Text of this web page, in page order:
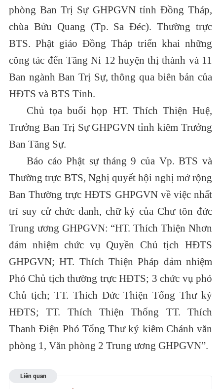
phòng Ban Trị Sự GHPGVN tỉnh Đồng Tháp,
chùa Bửu Quang (Tp. Sa Đéc). Thường trực
BTS. Phật giáo Đồng Tháp triển khai những
công tác đến Tăng Ni 12 huyện thị thành và 11
Ban ngành Ban Trị Sự, thông qua biên bản của
HĐTS và BTS Tỉnh.
Chủ tọa buổi họp HT. Thích Thiện Huệ,
Trưởng Ban Trị Sự GHPGVN tỉnh kiêm Trưởng
Ban Tăng Sự.
Báo cáo Phật sự tháng 9 của Vp. BTS và
Thường trực BTS, Nghị quyết hội nghị mở rộng
Ban Thường trực HĐTS GHPGVN về việc nhất
trí suy cử chức danh, chữ ký của Chư tôn đức
Trung ương GHPGVN: “HT. Thích Thiện Nhơn
đảm nhiệm chức vụ Quyền Chủ tịch HĐTS
GHPGVN; HT. Thích Thiện Pháp đảm nhiệm
Phó Chủ tịch thường trực HĐTS; 3 chức vụ phó
Chủ tịch; TT. Thích Đức Thiện Tổng Thư ký
HĐTS; TT. Thích Thiện Thống TT. Thích
Thanh Điện Phó Tổng Thư ký kiêm Chánh văn
phòng 1, Văn phòng 2 Trung ương GHPGVN”.
Liên quan